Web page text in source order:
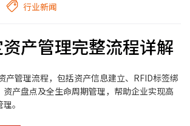
行业新闻
资产管理完整流程详解
产管理流程，包括资产信息建立、RFID标签绑
资产盘点及全生命周期管理，帮助企业实现高
。